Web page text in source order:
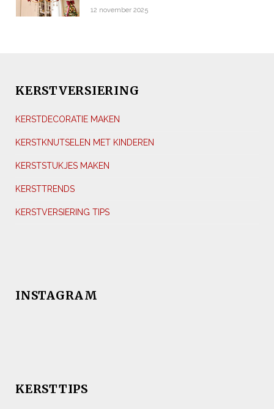
12 november 2025
KERSTVERSIERING
KERSTDECORATIE MAKEN
KERSTKNUTSELEN MET KINDEREN
KERSTSTUKJES MAKEN
KERSTTRENDS
KERSTVERSIERING TIPS
INSTAGRAM
KERSTTIPS